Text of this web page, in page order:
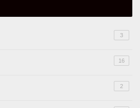
3
16
2